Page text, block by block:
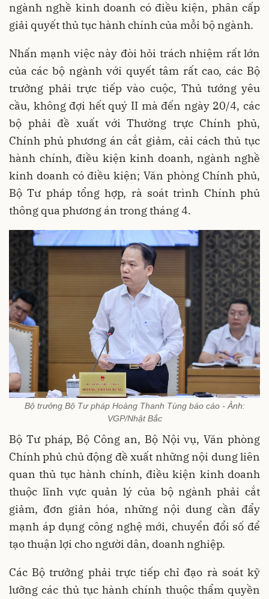
ngành nghề kinh doanh có điều kiện, phân cấp
giải quyết thủ tục hành chính của mỗi bộ ngành.
Nhấn mạnh việc này đòi hỏi trách nhiệm rất lớn
của các bộ ngành với quyết tâm rất cao, các Bộ
trưởng phải trực tiếp vào cuộc, Thủ tướng yêu
cầu, không đợi hết quý II mà đến ngày 20/4, các
bộ phải đề xuất với Thường trực Chính phủ,
Chính phủ phương án cắt giảm, cải cách thủ tục
hành chính, điều kiện kinh doanh, ngành nghề
kinh doanh có điều kiện; Văn phòng Chính phủ,
Bộ Tư pháp tổng hợp, rà soát trình Chính phủ
thông qua phương án trong tháng 4.
Bộ trưởng Bộ Tư pháp Hoàng Thanh Tùng báo cáo - Ảnh:
VGP/Nhật Bắc
Bộ Tư pháp, Bộ Công an, Bộ Nội vụ, Văn phòng
Chính phủ chủ động đề xuất những nội dung liên
quan thủ tục hành chính, điều kiện kinh doanh
thuộc lĩnh vực quản lý của bộ ngành phải cắt
giảm, đơn giản hóa, những nội dung cần đẩy
mạnh áp dụng công nghệ mới, chuyển đổi số để
tạo thuận lợi cho người dân, doanh nghiệp.
Các Bộ trưởng phải trực tiếp chỉ đạo rà soát kỹ
lưỡng các thủ tục hành chính thuộc thẩm quyền